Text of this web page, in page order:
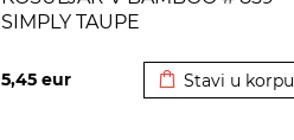
SIMPLY TAUPE
5,45eur Stavi u korpu